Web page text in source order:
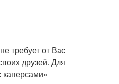
требует от Вас
друзей. Для
каперсами»